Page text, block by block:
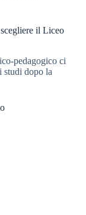
il Liceo
pedagogico ci
studi dopo la